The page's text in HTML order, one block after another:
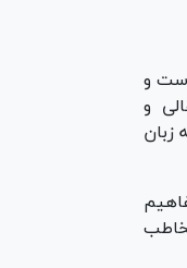
و
و
زبان